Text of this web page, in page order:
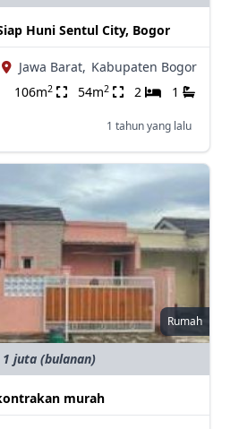
Huni Sentul City, Bogor
Jawa Barat, Kabupaten Bogor
106m2 54m2 2 1
1 tahun yang lalu
Rumah
1 juta (bulanan)
murah